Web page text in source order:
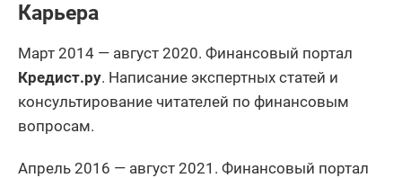
Карьера
Март 2014 — август 2020. Финансовый портал
Кредист.ру. Написание экспертных статей и
консультирование читателей по финансовым
вопросам.
Апрель 2016 — август 2021. Финансовый портал